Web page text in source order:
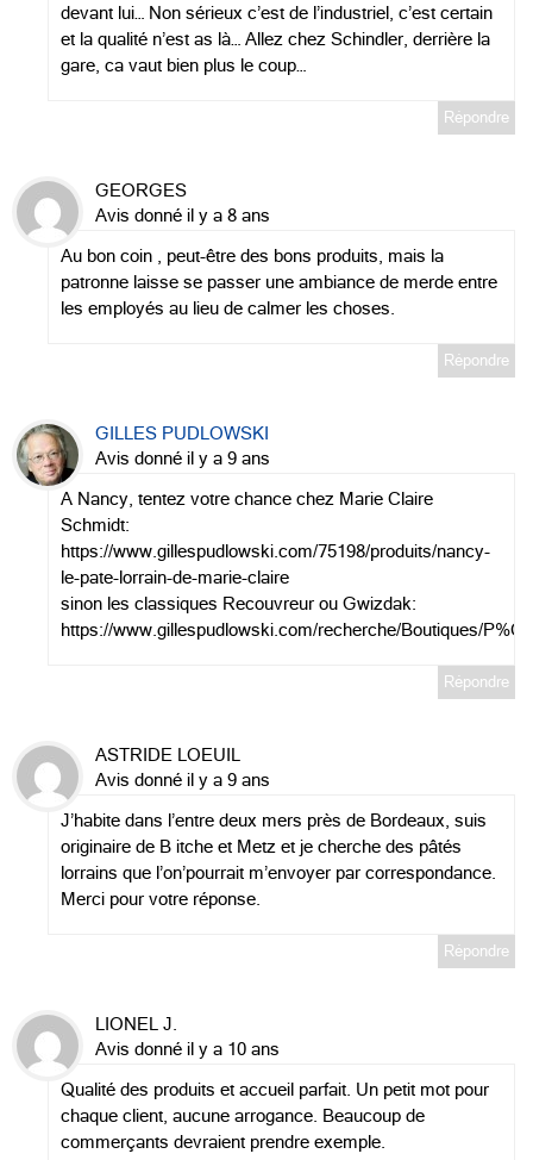
devant lui… Non sérieux c’est de l’industriel, c’est certain
et la qualité n’est as là… Allez chez Schindler, derrière la
gare, ca vaut bien plus le coup…
Répondre
GEORGES
Avis donné il y a 8 ans
Au bon coin , peut-être des bons produits, mais la
patronne laisse se passer une ambiance de merde entre
les employés au lieu de calmer les choses.
Répondre
GILLES PUDLOWSKI
Avis donné il y a 9 ans
A Nancy, tentez votre chance chez Marie Claire
Schmidt:
https://www.gillespudlowski.com/75198/produits/nancy-
le-pate-lorrain-de-marie-claire
sinon les classiques Recouvreur ou Gwizdak:
https://www.gillespudlowski.com/recherche/Boutiques/
Répondre
ASTRIDE LOEUIL
Avis donné il y a 9 ans
J’habite dans l’entre deux mers près de Bordeaux, suis
originaire de B itche et Metz et je cherche des pâtés
lorrains que l’on’pourrait m’envoyer par correspondance.
Merci pour votre réponse.
Répondre
LIONEL J.
Avis donné il y a 10 ans
Qualité des produits et accueil parfait. Un petit mot pour
chaque client, aucune arrogance. Beaucoup de
commerçants devraient prendre exemple.